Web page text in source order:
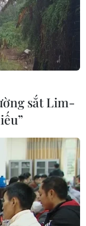
sắt Lim-